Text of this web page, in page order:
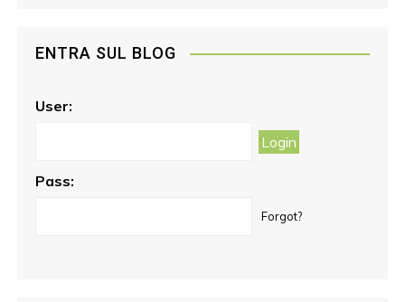
b
o
a
e
ENTRA SUL BLOG
User:
Pass:
Forgot?